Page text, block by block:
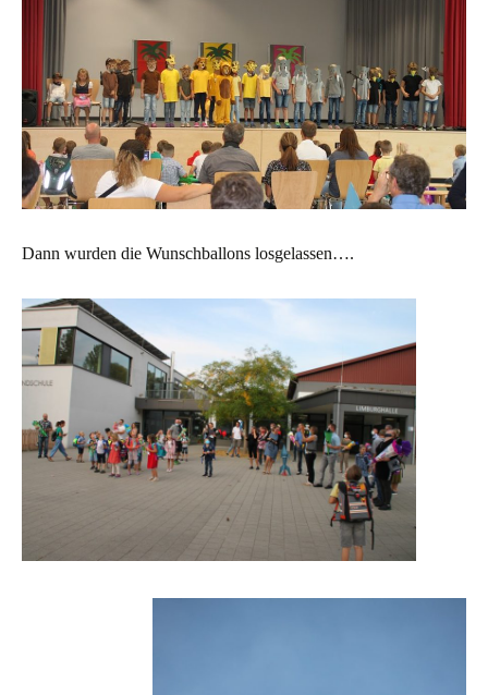
Dann wurden die Wunschballons losgelassen….